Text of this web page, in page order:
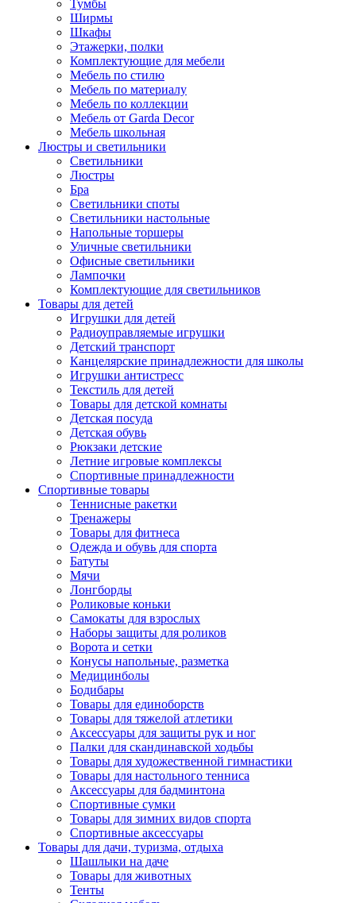
Тумбы
Ширмы
Шкафы
Этажерки, полки
Комплектующие для мебели
Мебель по стилю
Мебель по материалу
Мебель по коллекции
Мебель от Garda Decor
Мебель школьная
Люстры и светильники
Светильники
Люстры
Бра
Светильники споты
Светильники настольные
Напольные торшеры
Уличные светильники
Офисные светильники
Лампочки
Комплектующие для светильников
Товары для детей
Игрушки для детей
Радиоуправляемые игрушки
Детский транспорт
Канцелярские принадлежности для школы
Игрушки антистресс
Текстиль для детей
Товары для детской комнаты
Детская посуда
Детская обувь
Рюкзаки детские
Летние игровые комплексы
Спортивные принадлежности
Спортивные товары
Теннисные ракетки
Тренажеры
Товары для фитнеса
Одежда и обувь для спорта
Батуты
Мячи
Лонгборды
Роликовые коньки
Самокаты для взрослых
Наборы защиты для роликов
Ворота и сетки
Конусы напольные, разметка
Медицинболы
Бодибары
Товары для единоборств
Товары для тяжелой атлетики
Аксессуары для защиты рук и ног
Палки для скандинавской ходьбы
Товары для художественной гимнастики
Товары для настольного тенниса
Аксессуары для бадминтона
Спортивные сумки
Товары для зимних видов спорта
Спортивные аксессуары
Товары для дачи, туризма, отдыха
Шашлыки на даче
Товары для животных
Тенты